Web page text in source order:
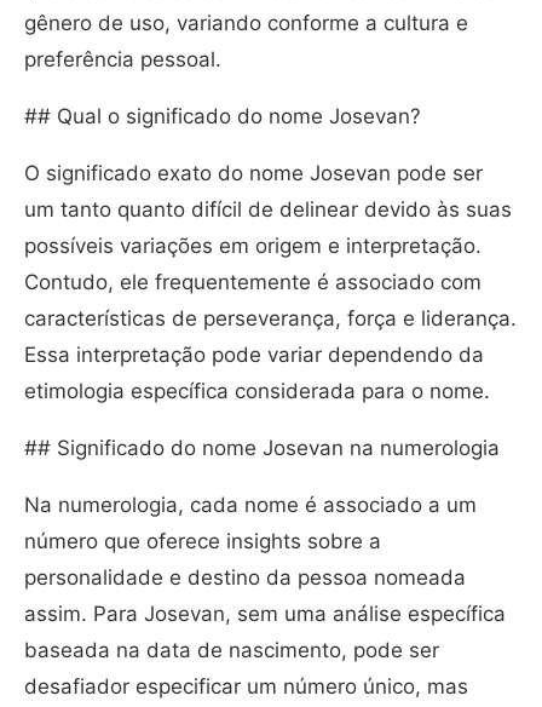
gênero de uso, variando conforme a cultura e
preferência pessoal.
## Qual o significado do nome Josevan?
O significado exato do nome Josevan pode ser
um tanto quanto difícil de delinear devido às suas
possíveis variações em origem e interpretação.
Contudo, ele frequentemente é associado com
características de perseverança, força e liderança.
Essa interpretação pode variar dependendo da
etimologia específica considerada para o nome.
## Significado do nome Josevan na numerologia
Na numerologia, cada nome é associado a um
número que oferece insights sobre a
personalidade e destino da pessoa nomeada
assim. Para Josevan, sem uma análise específica
baseada na data de nascimento, pode ser
desafiador especificar um número único, mas